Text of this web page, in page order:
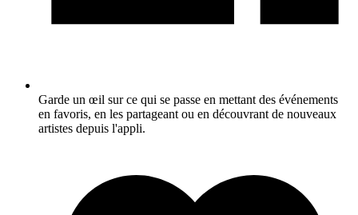
Garde un œil sur ce qui se passe en mettant des événements
en favoris, en les partageant ou en découvrant de nouveaux
artistes depuis l'appli.